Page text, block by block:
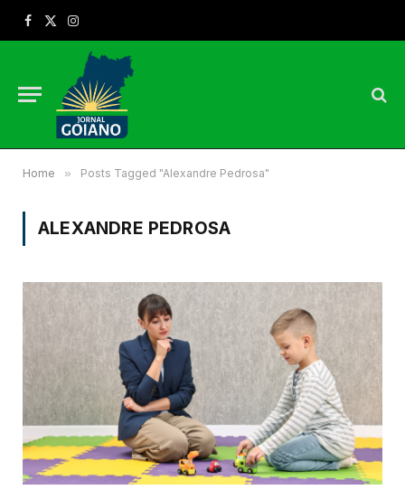
Facebook
X
Instagram
Home » Posts Tagged "Alexandre Pedrosa"
ALEXANDRE PEDROSA